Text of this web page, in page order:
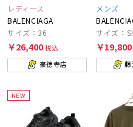
レディース
BALENCIAGA
サイズ：36
￥26,400税込
豪徳寺店
メンズ
サイズ：
￥
藤
NEW